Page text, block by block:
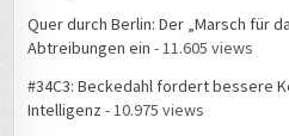
Quer durch Berlin: Der „Marsch für
Abtreibungen ein - 11.605 views
#34C3: Beckedahl fordert bessere
Intelligenz - 10.975 views